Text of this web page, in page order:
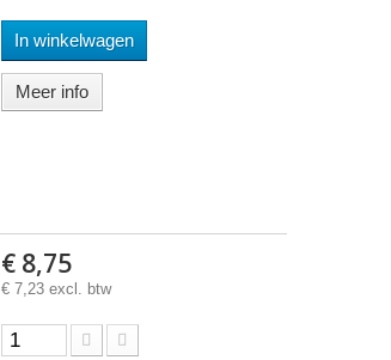
In winkelwagen
Meer info
€ 8,75
€ 7,23 excl. btw